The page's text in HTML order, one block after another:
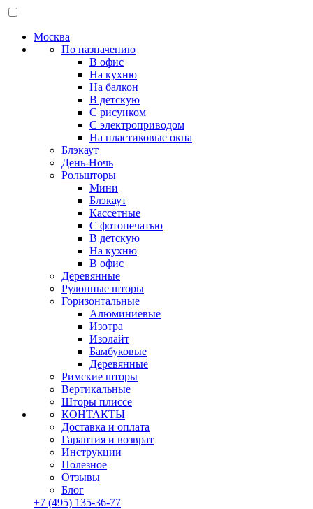
Москва
По назначению
В офис
На кухню
На балкон
В детскую
С рисунком
С электроприводом
На пластиковые окна
Блэкаут
День-Ночь
Рольшторы
Мини
Блэкаут
Кассетные
С фотопечатью
В детскую
На кухню
В офис
Деревянные
Рулонные шторы
Горизонтальные
Алюминиевые
Изотра
Изолайт
Бамбуковые
Деревянные
Римские шторы
Вертикальные
Шторы плиссе
КОНТАКТЫ
Доставка и оплата
Гарантия и возврат
Инструкции
Полезное
Отзывы
Блог
+7 (495) 135-36-77